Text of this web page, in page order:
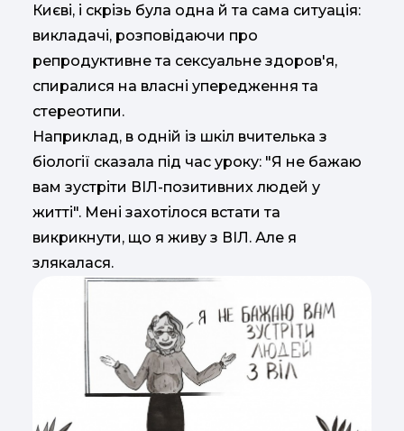
Києві, і скрізь була одна й та сама ситуація:
викладачі, розповідаючи про
репродуктивне та сексуальне здоров'я,
спиралися на власні упередження та
стереотипи.
Наприклад, в одній із шкіл вчителька з
біології сказала під час уроку: "Я не бажаю
вам зустріти ВІЛ-позитивних людей у
житті". Мені захотілося встати та
викрикнути, що я живу з ВІЛ. Але я
злякалася.